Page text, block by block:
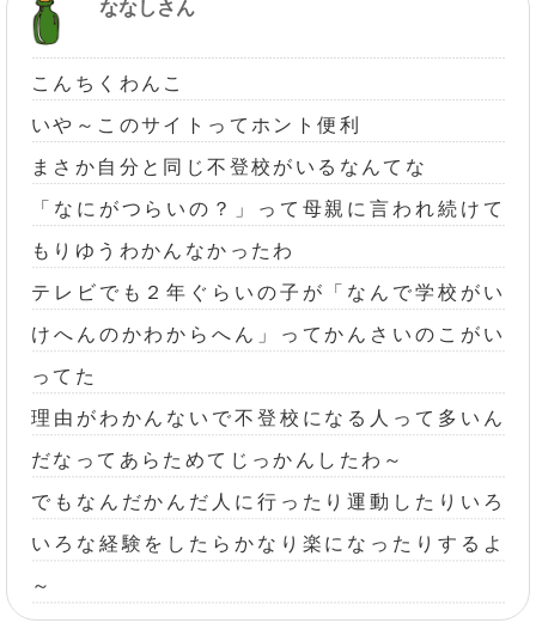
ななしさん
こんちくわんこ
いや～このサイトってホント便利
まさか自分と同じ不登校がいるなんてな
「なにがつらいの？」って母親に言われ続けて
もりゆうわかんなかったわ
テレビでも２年ぐらいの子が「なんで学校がい
けへんのかわからへん」ってかんさいのこがい
ってた
理由がわかんないで不登校になる人って多いん
だなってあらためてじっかんしたわ～
でもなんだかんだ人に行ったり運動したりいろ
いろな経験をしたらかなり楽になったりするよ
～